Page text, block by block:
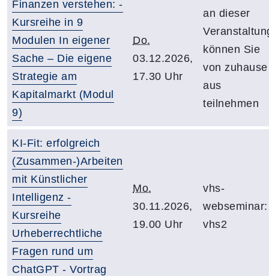
Finanzen verstehen: -
Kursreihe in 9
Modulen In eigener
Sache – Die eigene
Strategie am
Kapitalmarkt (Modul
9)
Do.
03.12.2026,
17.30 Uhr
an dieser
können Sie
von zuhause
aus
teilnehmen
KI-Fit: erfolgreich
(Zusammen-)Arbeiten
mit Künstlicher
Intelligenz -
Kursreihe
Urheberrechtliche
Fragen rund um
ChatGPT - Vortrag
Mo.
30.11.2026,
19.00 Uhr
vhs-
webseminar:
vhs2